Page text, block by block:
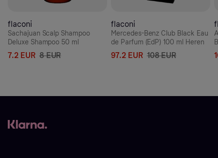
flaconi
Sachajuan Scalp Shampoo
Deluxe Shampoo 50 ml
7.2 EUR 8 EUR
flaconi
Mercedes-Benz Club Black Eau
de Parfum (EdP) 100 ml Heren
97.2 EUR 108 EUR